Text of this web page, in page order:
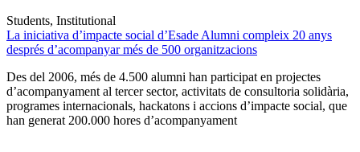
Students, Institutional
La iniciativa d’impacte social d’Esade Alumni compleix 20 anys
després d’acompanyar més de 500 organitzacions
Des del 2006, més de 4.500 alumni han participat en projectes
d’acompanyament al tercer sector, activitats de consultoria solidària,
programes internacionals, hackatons i accions d’impacte social, que
han generat 200.000 hores d’acompanyament